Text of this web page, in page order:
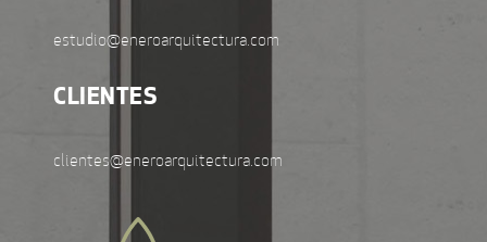
estudio@eneroarquitectura.com
CLIENTES
clientes@eneroarquitectura.com